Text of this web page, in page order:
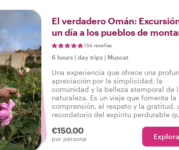
El verdadero Omán:
un día a los pueblos de
134 reseñas
6 hours | day trips | Muscat
Una experiencia que ofrece una
apreciación por la simplicidad, la
comunidad y la belleza atemporal de
naturaleza. Es un viaje que fomenta la
comprensión, el respeto y la gratitud,
recordatorio del espíritu perdurable
Omán.
€150.00
por persona